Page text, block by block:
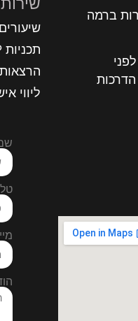
ברמה
תכניות VIP למצוינות
ליווי